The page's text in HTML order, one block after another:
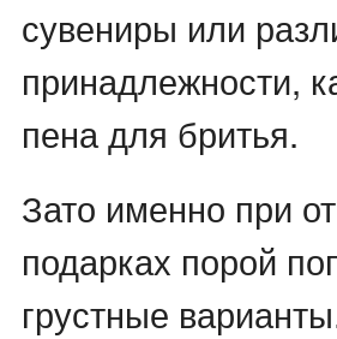
сувениры или
принадлежности,
пена для бритья.
Зато именно при
подарках порой
грустные